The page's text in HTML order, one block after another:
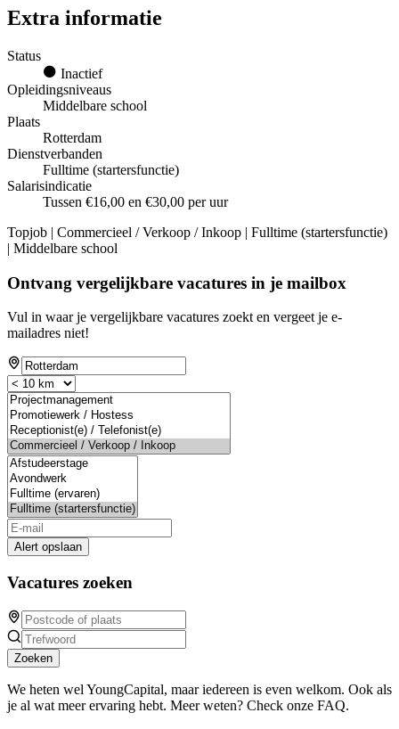
Extra informatie
Status
Inactief
Opleidingsniveaus
Middelbare school
Plaats
Rotterdam
Dienstverbanden
Fulltime (startersfunctie)
Salarisindicatie
Tussen €16,00 en €30,00 per uur
Topjob | Commercieel / Verkoop / Inkoop | Fulltime (startersfunctie)
| Middelbare school
Ontvang vergelijkbare vacatures in je mailbox
Vul in waar je vergelijkbare vacatures zoekt en vergeet je e-
mailadres niet!
Alert opslaan
Vacatures zoeken
Zoeken
We heten wel YoungCapital, maar iedereen is even welkom. Ook als
je al wat meer ervaring hebt. Meer weten? Check onze FAQ.